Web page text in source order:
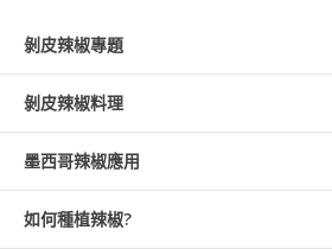
剝皮辣椒專題
剝皮辣椒料理
墨西哥辣椒應用
如何種植辣椒?